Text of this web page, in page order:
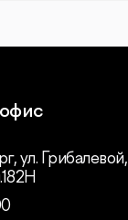
ул. Грибалевой,